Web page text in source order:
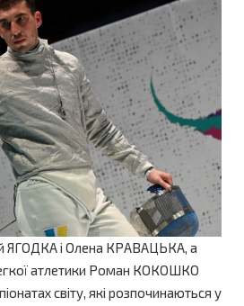
ЯГОДКА і Олена КРАВАЦЬКА, а
атлетики Роман КОКОШКО
світу, які розпочинаються у